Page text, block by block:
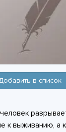
в список
к выживанию, а